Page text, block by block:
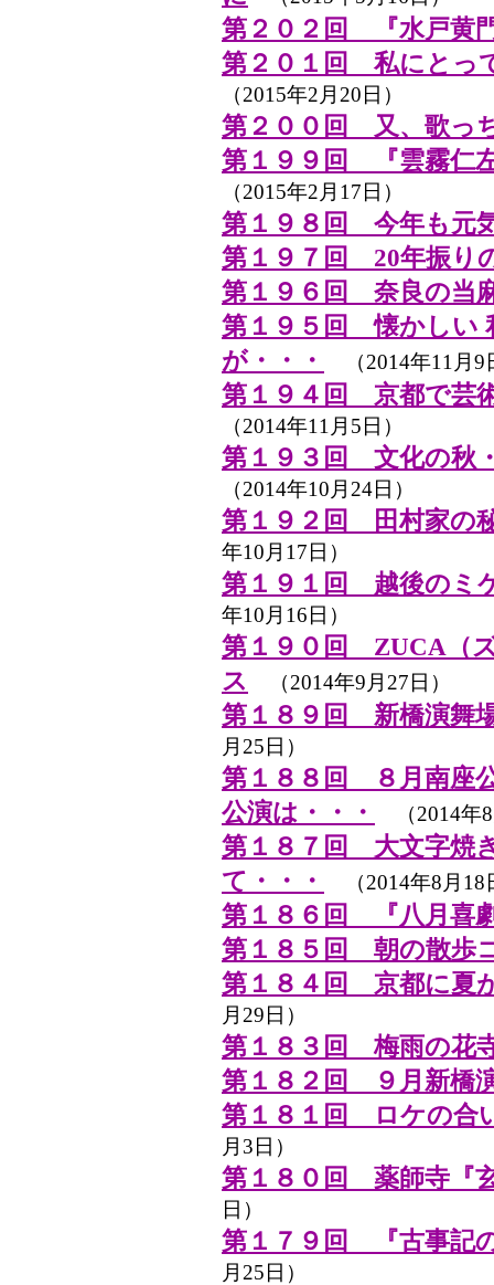
第２０２回 『水戸黄
第２０１回 私にとっ
（2015年2月20日）
第２００回 又、歌っ
第１９９回 『雲霧仁
（2015年2月17日）
第１９８回 今年も元
第１９７回 20年振り
第１９６回 奈良の当
第１９５回 懐かしい
が・・・
（2014年11月9
第１９４回 京都で芸
（2014年11月5日）
第１９３回 文化の秋
（2014年10月24日）
第１９２回 田村家の
年10月17日）
第１９１回 越後のミ
年10月16日）
第１９０回 ZUCA（
ス
（2014年9月27日）
第１８９回 新橋演舞
月25日）
第１８８回 ８月南座
公演は・・・
（2014年
第１８７回 大文字焼
て・・・
（2014年8月18
第１８６回 『八月喜
第１８５回 朝の散歩
第１８４回 京都に夏
月29日）
第１８３回 梅雨の花
第１８２回 ９月新橋
第１８１回 ロケの合
月3日）
第１８０回 薬師寺『
日）
第１７９回 『古事記
月25日）